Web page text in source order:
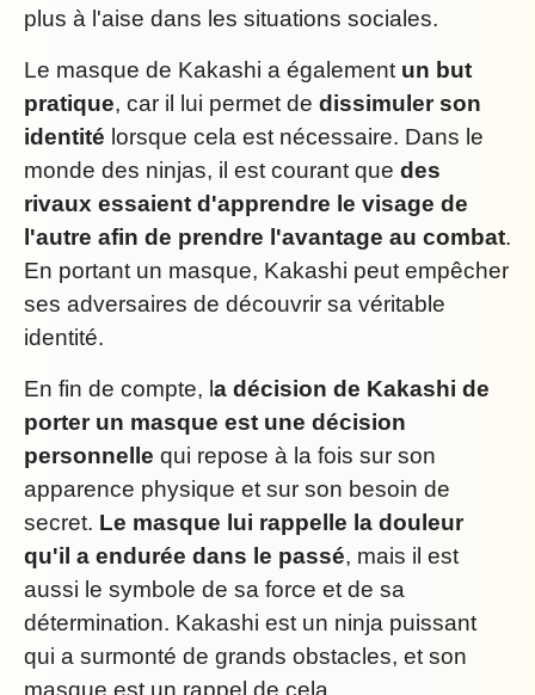
plus à l'aise dans les situations sociales.
Le masque de Kakashi a également un but
pratique, car il lui permet de dissimuler son
identité lorsque cela est nécessaire. Dans le
monde des ninjas, il est courant que des
rivaux essaient d'apprendre le visage de
l'autre afin de prendre l'avantage au combat.
En portant un masque, Kakashi peut empêcher
ses adversaires de découvrir sa véritable
identité.
En fin de compte, l a décision de Kakashi de
porter un masque est une décision
personnelle qui repose à la fois sur son
apparence physique et sur son besoin de
secret. Le masque lui rappelle la douleur
qu'il a endurée dans le passé, mais il est
aussi le symbole de sa force et de sa
détermination. Kakashi est un ninja puissant
qui a surmonté de grands obstacles, et son
masque est un rappel de cela.